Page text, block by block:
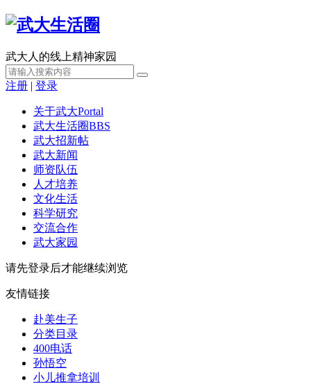
武大人的线上精神家园
注册 | 登录
关于武大Portal
武大生活圈BBS
武大招新帖
武大新闻
师资队伍
人才培养
文化生活
科学研究
交流合作
武大家园
请先登录后才能继续浏览
友情链接
赴美生子
分类目录
400电话
孙悟空
小儿推拿培训